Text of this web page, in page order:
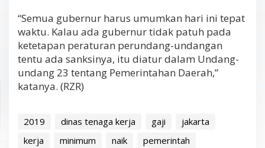
“Semua gubernur harus umumkan hari ini tepat
waktu. Kalau ada gubernur tidak patuh pada
ketetapan peraturan perundang-undangan
tentu ada sanksinya, itu diatur dalam Undang-
undang 23 tentang Pemerintahan Daerah,”
katanya. (RZR)
2019 dinas tenaga kerja gaji
jakarta
kerja
minimum naik
pemerintah